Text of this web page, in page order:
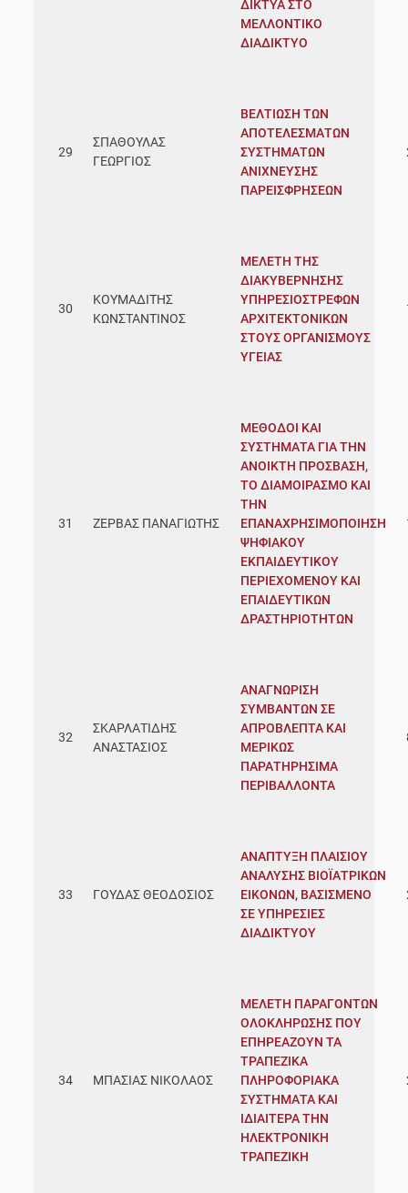
ΔΙΚΤΥΑ ΣΤΟ
ΜΕΛΛΟΝΤΙΚΟ
ΔΙΑΔΙΚΤΥΟ
29
ΣΠΑΘΟΥΛΑΣ
ΓΕΩΡΓΙΟΣ
ΒΕΛΤΙΩΣΗ ΤΩΝ
ΑΠΟΤΕΛΕΣΜΑΤΩΝ
ΣΥΣΤΗΜΑΤΩΝ
ΑΝΙΧΝΕΥΣΗΣ
ΠΑΡΕΙΣΦΡΗΣΕΩΝ
30
ΚΟΥΜΑΔΙΤΗΣ
ΚΩΝΣΤΑΝΤΙΝΟΣ
ΜΕΛΕΤΗ ΤΗΣ
ΔΙΑΚΥΒΕΡΝΗΣΗΣ
ΥΠΗΡΕΣΙΟΣΤΡΕΦΩΝ
ΑΡΧΙΤΕΚΤΟΝΙΚΩΝ
ΣΤΟΥΣ ΟΡΓΑΝΙΣΜΟΥΣ
ΥΓΕΙΑΣ
31 ΖΕΡΒΑΣ ΠΑΝΑΓΙΩΤΗΣ
ΜΕΘΟΔΟΙ ΚΑΙ
ΣΥΣΤΗΜΑΤΑ ΓΙΑ ΤΗΝ
ΑΝΟΙΚΤΗ ΠΡΟΣΒΑΣΗ,
ΤΟ ΔΙΑΜΟΙΡΑΣΜΟ ΚΑΙ
ΤΗΝ
ΕΠΑΝΑΧΡΗΣΙΜΟΠΟΙΗΣΗ
ΨΗΦΙΑΚΟΥ
ΕΚΠΑΙΔΕΥΤΙΚΟΥ
ΠΕΡΙΕΧΟΜΕΝΟΥ ΚΑΙ
ΕΠΑΙΔΕΥΤΙΚΩΝ
ΔΡΑΣΤΗΡΙΟΤΗΤΩΝ
32
ΣΚΑΡΛΑΤΙΔΗΣ
ΑΝΑΣΤΑΣΙΟΣ
ΑΝΑΓΝΩΡΙΣΗ
ΣΥΜΒΑΝΤΩΝ ΣΕ
ΑΠΡΟΒΛΕΠΤΑ ΚΑΙ
ΜΕΡΙΚΩΣ
ΠΑΡΑΤΗΡΗΣΙΜΑ
ΠΕΡΙΒΑΛΛΟΝΤΑ
33 ΓΟΥΔΑΣ ΘΕΟΔΟΣΙΟΣ
ΑΝΑΠΤΥΞΗ ΠΛΑΙΣΙΟΥ
ΑΝΑΛΥΣΗΣ ΒΙΟΪΑΤΡΙΚΩΝ
ΕΙΚΟΝΩΝ, ΒΑΣΙΣΜΕΝΟ
ΣΕ ΥΠΗΡΕΣΙΕΣ
ΔΙΑΔΙΚΤΥΟΥ
34 ΜΠΑΣΙΑΣ ΝΙΚΟΛΑΟΣ
ΜΕΛΕΤΗ ΠΑΡΑΓΟΝΤΩΝ
ΟΛΟΚΛΗΡΩΣΗΣ ΠΟΥ
ΕΠΗΡΕΑΖΟΥΝ ΤΑ
ΤΡΑΠΕΖΙΚΑ
ΠΛΗΡΟΦΟΡΙΑΚΑ
ΣΥΣΤΗΜΑΤΑ ΚΑΙ
ΙΔΙΑΙΤΕΡΑ ΤΗΝ
ΗΛΕΚΤΡΟΝΙΚΗ
ΤΡΑΠΕΖΙΚΗ